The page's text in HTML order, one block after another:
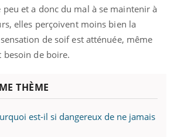
et a donc du mal à se maintenir à
elles perçoivent moins bien la
de soif est atténuée, même
besoin de boire.
THÈME
est-il si dangereux de ne jamais